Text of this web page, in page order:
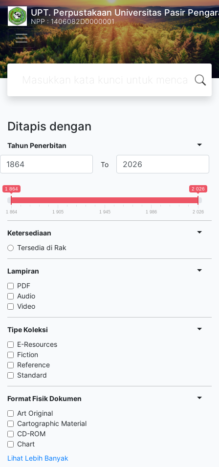
UPT. Perpustakaan Universitas Pasir
NPP : 1406082D0000001
Ditapis dengan
Tahun Penerbitan
To
1 864 2 026
1 864 1 905 1 945 1 986 2 026
Ketersediaan
Tersedia di Rak
Lampiran
PDF
Audio
Video
Tipe Koleksi
E-Resources
Fiction
Reference
Standard
Format Fisik Dokumen
Art Original
Cartographic Material
CD-ROM
Chart
Lihat Lebih Banyak